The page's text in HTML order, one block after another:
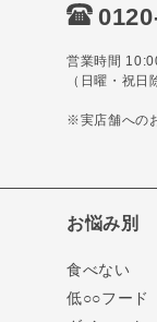
営業時間
（日曜・祝日
※実店舗への
お悩み別
食べない
低○○フード